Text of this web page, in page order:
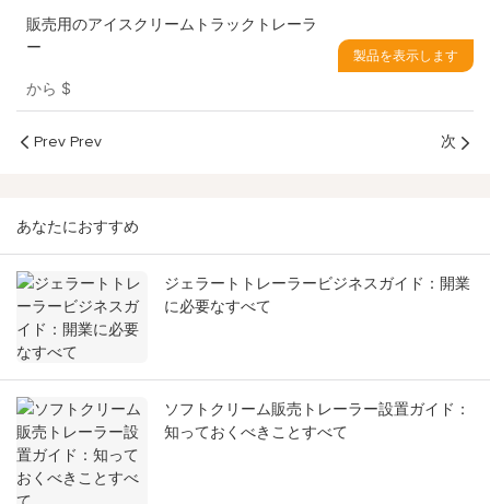
販売用のアイスクリームトラックトレーラ
ー
から $
製品を表示します
Prev Prev 次
あなたにおすすめ
ジェラートトレーラービジネスガイド：開業
に必要なすべて
ソフトクリーム販売トレーラー設置ガイド：
知っておくべきことすべて